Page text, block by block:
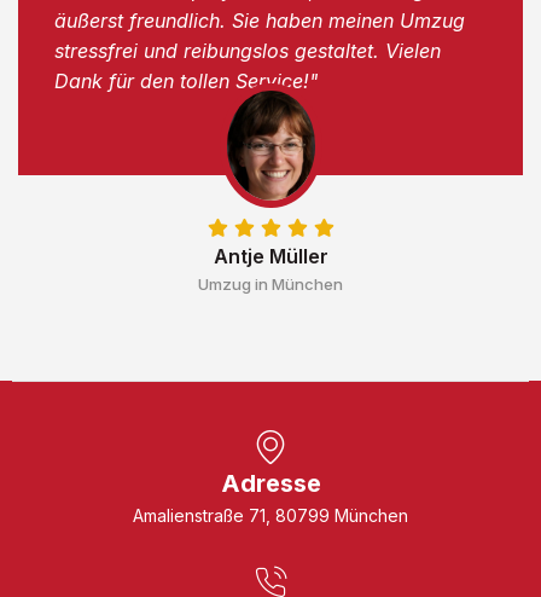
Antje Müller
Umzug in München
äußerst freundlich. Sie haben meinen Umzug
stressfrei und reibungslos gestaltet. Vielen
Dank für den tollen Service!"
Adresse
Amalienstraße 71, 80799 München